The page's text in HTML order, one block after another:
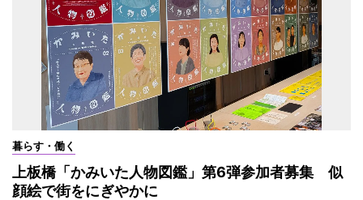
暮らす・働く
上板橋「かみいた人物図鑑」第6弾参加者募集 似
顔絵で街をにぎやかに